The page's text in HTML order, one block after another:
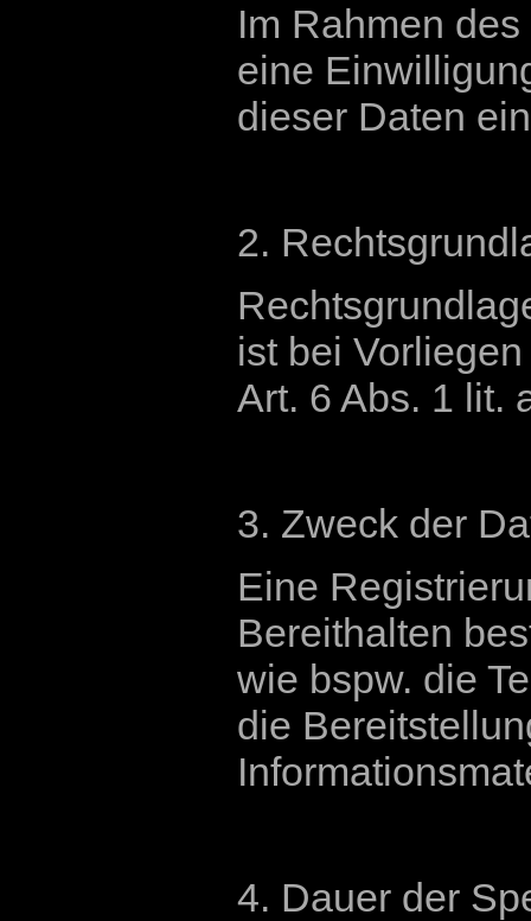
Im Rahmen
eine
dieser Daten
2.
ist bei
Art. 6 Abs. 1 lit.
3. Zweck der
Eine
Bereithalten
wie bspw. die
die
4. Dauer der